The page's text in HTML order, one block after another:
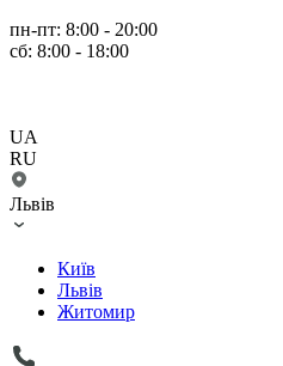
пн-пт: 8:00 - 20:00
сб: 8:00 - 18:00
UA
RU
Львів
Київ
Львів
Житомир